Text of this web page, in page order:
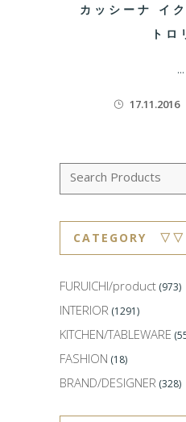
カッシーナ イ
トロ
...
17.11.2016
CATEGORY ▽▽
FURUICHI/product (973)
INTERIOR (1291)
KITCHEN/TABLEWARE
FASHION (18)
BRAND/DESIGNER (328)